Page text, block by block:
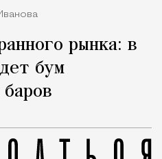
рынка: в
бум